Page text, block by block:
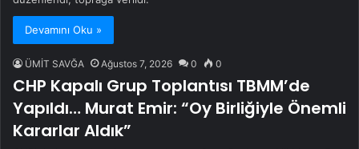
Devamını Oku »
ÜMİT SAVĞA Ağustos 7, 2026 0 0
CHP Kapalı Grup Toplantısı TBMM’de
Yapıldı… Murat Emir: “Oy Birliğiyle Önemli
Kararlar Aldık”